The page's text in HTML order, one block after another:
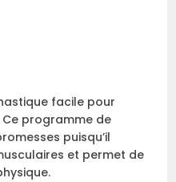
facile pour
programme de
puisqu’il
et permet de